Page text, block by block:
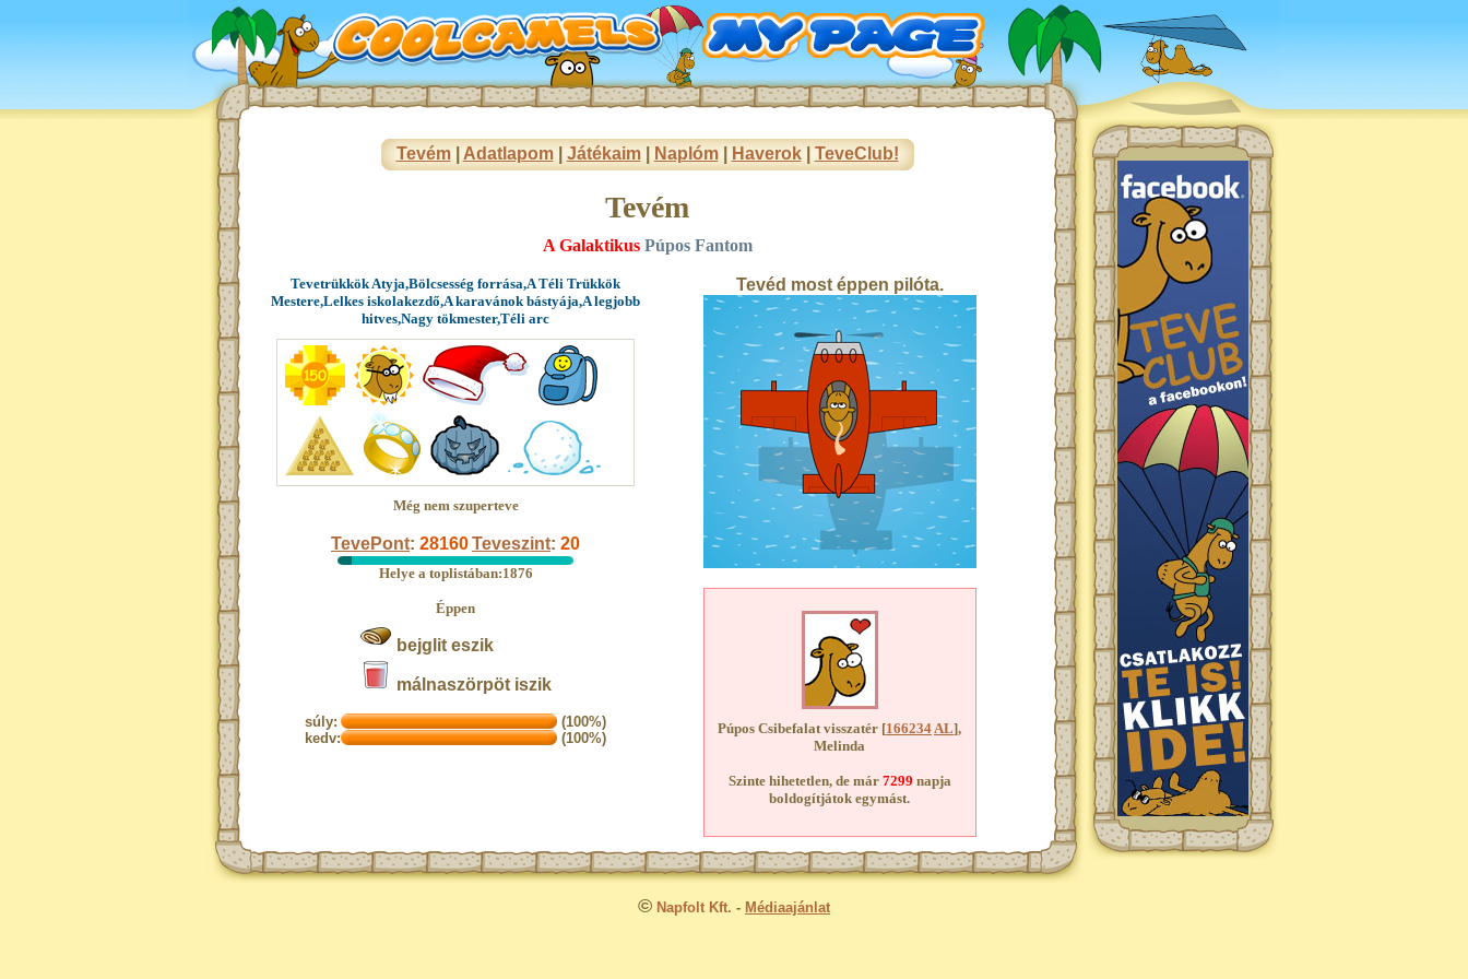
Tevém| Adatlapom| Játékaim| Naplóm| Haverok| TeveClub!
Tevém
A GalaktikusPúpos Fantom
Tevetrükkök Atyja,Bölcsesség forrása,A Téli Trükkök
Mestere,Lelkes iskolakezdő,A karavánok bástyája,A legjobb
hitves,Nagy tökmester,Téli arc
Még nem szuperteve
TevePont: 28160Teveszint: 20
Helye a toplistában:1876
Éppen
bejglit eszik
málnaszörpöt iszik
súly:
(100%)
kedv:
(100%)
Tevéd most éppen pilóta.
Púpos Csibefalat visszatér [166234AL],
Melinda
Szinte hihetetlen, de már 7299 napja
boldogítjátok egymást.
© Napfolt Kft. - Médiaajánlat